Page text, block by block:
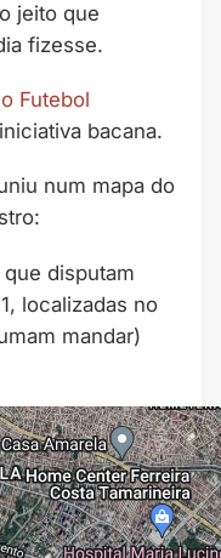
jeito que
fizesse.
Futebol
bacana.
num mapa do
disputam
localizadas no
mandar)